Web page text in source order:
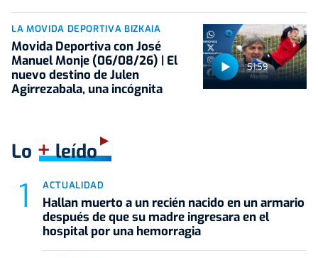
51:59
LA MOVIDA DEPORTIVA BIZKAIA
Movida Deportiva con José
Manuel Monje (06/08/26) | El
nuevo destino de Julen
Agirrezabala, una incógnita
Lo +leído
ACTUALIDAD
Hallan muerto a un recién nacido en un armario
después de que su madre ingresara en el
hospital por una hemorragia